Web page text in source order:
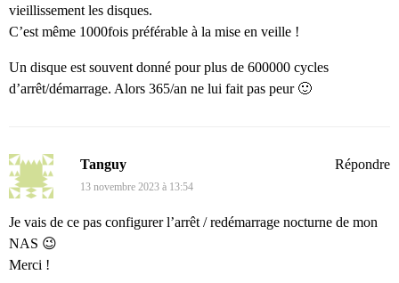
vieillissement les disques.
C’est même 1000fois préférable à la mise en veille !
Un disque est souvent donné pour plus de 600000 cycles
d’arrêt/démarrage. Alors 365/an ne lui fait pas peur 🙂
Tanguy
13 novembre 2023 à 13:54
Je vais de ce pas configurer l’arrêt / redémarrage nocturne de mon
NAS 😉
Merci !
Répondre